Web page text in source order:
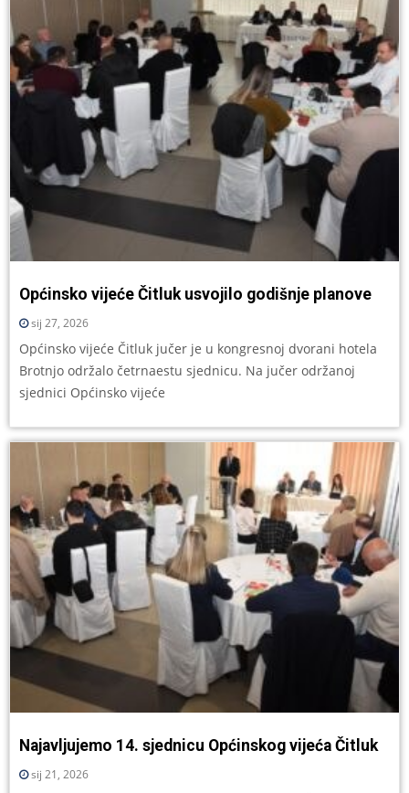
Općinsko vijeće Čitluk usvojilo godišnje planove
sij 27, 2026
Općinsko vijeće Čitluk jučer je u kongresnoj dvorani hotela
Brotnjo održalo četrnaestu sjednicu. Na jučer održanoj
sjednici Općinsko vijeće
Najavljujemo 14. sjednicu Općinskog vijeća Čitluk
sij 21, 2026